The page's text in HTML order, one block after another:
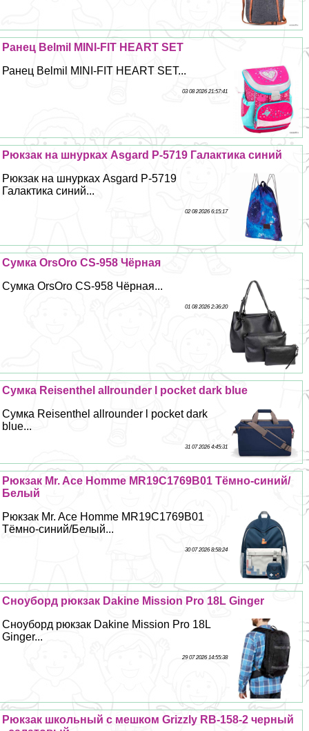
Ранец Belmil MINI-FIT HEART SET
Ранец Belmil MINI-FIT HEART SET...
03 08 2026 21:57:41
Рюкзак на шнурках Asgard Р-5719 Галактика синий
Рюкзак на шнурках Asgard Р-5719
Галактика синий...
02 08 2026 6:15:17
Сумка OrsOro CS-958 Чёрная
Сумка OrsOro CS-958 Чёрная...
01 08 2026 2:36:20
Сумка Reisenthel allrounder l pocket dark blue
Сумка Reisenthel allrounder l pocket dark
blue...
31 07 2026 4:45:31
Рюкзак Mr. Ace Homme MR19C1769B01 Тёмно-синий/
Белый
Рюкзак Mr. Ace Homme MR19C1769B01
Тёмно-синий/Белый...
30 07 2026 8:58:24
Сноуборд рюкзак Dakine Mission Pro 18L Ginger
Сноуборд рюкзак Dakine Mission Pro 18L
Ginger...
29 07 2026 14:55:38
Рюкзак школьный с мешком Grizzly RB-158-2 черный